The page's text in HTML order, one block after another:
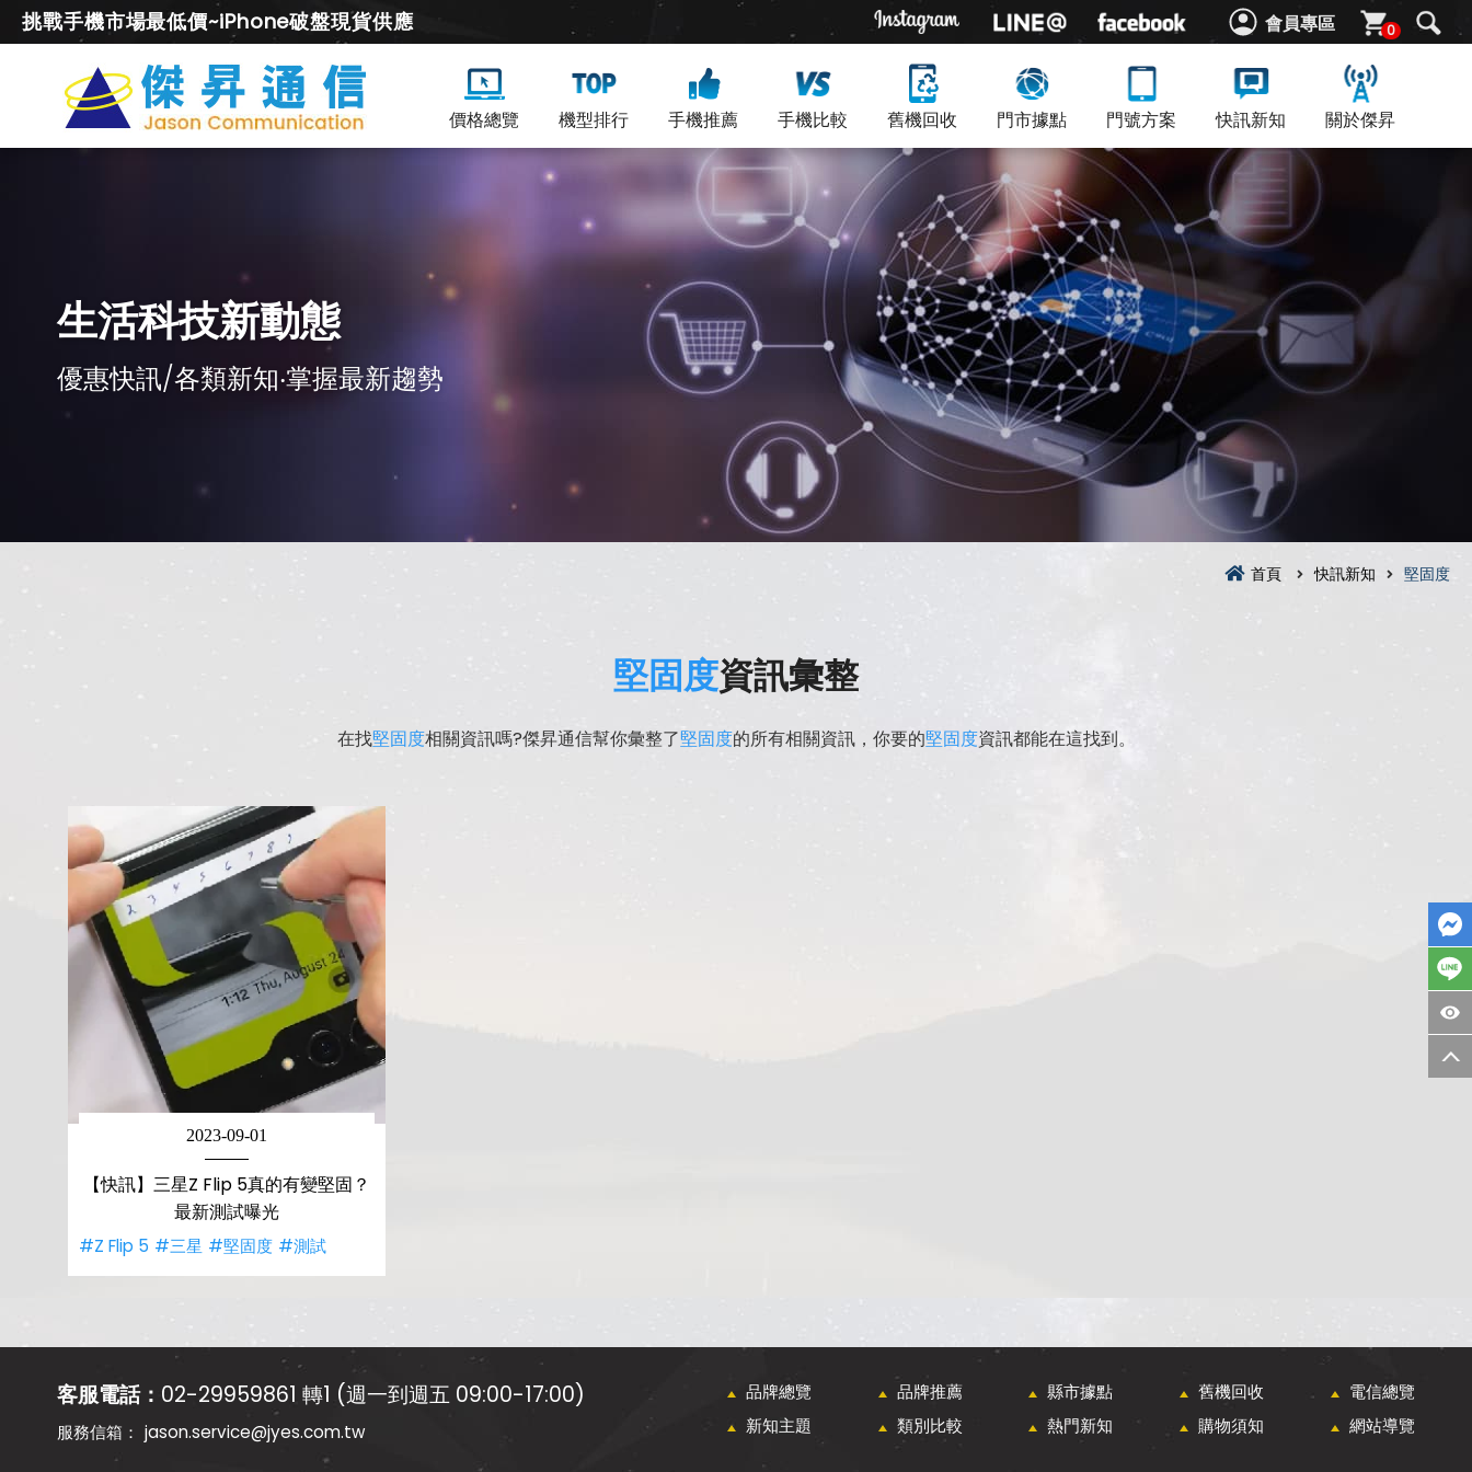
會員專區 0
挑戰手機市場最低價~iPhone破盤現貨供應
價格總覽 機型排行 手機推薦 手機比較 舊機回收 門市據點 門號方案 快訊新知 關於傑昇
生活科技新動態
優惠快訊/各類新知‧掌握最新趨勢
首頁 快訊新知 堅固度
堅固度資訊彙整
在找堅固度相關資訊嗎?傑昇通信幫你彙整了堅固度的所有相關資訊，你要的堅固度資訊都能在這找到。
2023-09-01
【快訊】三星Z Flip 5真的有變堅固？
最新測試曝光
#Z Flip 5 #三星 #堅固度 #測試
客服電話： 02-29959861 轉1 (週一到週五 09:00-17:00)
jason.service@jyes.com.tw
品牌總覽 品牌推薦 縣市據點 舊機回收
電信總覽
新知主題
類別比較 熱門新知 購物須知 網站導覽